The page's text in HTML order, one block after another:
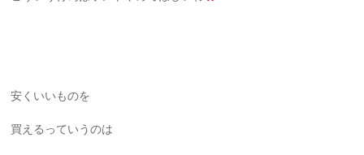
安くいいものを
買えるっていうのは